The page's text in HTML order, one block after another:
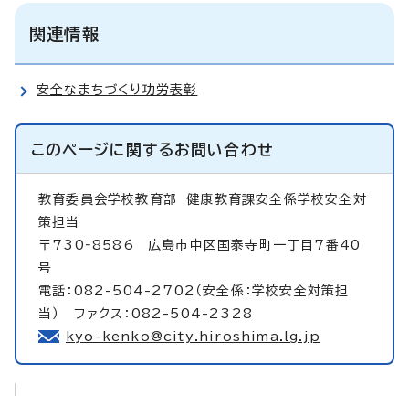
関連情報
安全なまちづくり功労表彰
このページに関するお問い合わせ
教育委員会学校教育部健康教育課安全係学校安全対
策担当
〒730‐8586 広島市中区国泰寺町一丁目7番40
号
電話：082-504-2702（安全係：学校安全対策担
当） ファクス：082-504-2328
kyo-kenko@city.hiroshima.lg.jp